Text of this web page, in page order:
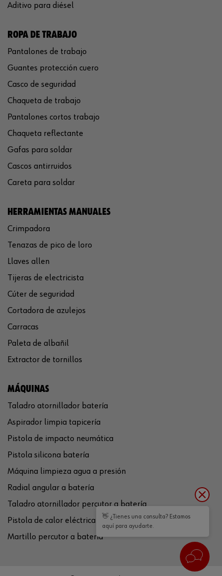
Aditivo para diésel
ROPA DE TRABAJO
Pantalones de trabajo
Guantes protección cuero
Casco de seguridad
Chaqueta de trabajo
Pantalones cortos trabajo
Chaqueta reflectante
Gafas para soldar
Cascos antirruidos
Careta para soldar
HERRAMIENTAS MANUALES
Crimpadora
Tenazas de pico de loro
Llaves allen
Tijeras de electricista
Cúter de seguridad
Cortadora de azulejos
Carracas
Paleta de albañil
Extractor de tornillos
MÁQUINAS
Taladro atornillador batería
Aspirador limpia tapicería
Pistola de impacto neumática
Pistola silicona batería
Máquina limpieza agua a presión
Radial angular a batería
Taladro atornillador percutor a batería
Pistola de calor eléctrica
Martillo percutor a batería
👋 ¿Tienes una consulta? Estamos
aquí para ayudarte.